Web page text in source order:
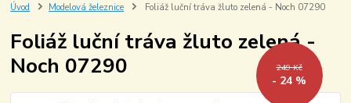
Úvod Modelová železnice Foliáž luční tráva žluto zelená - Noch 07290
Foliáž luční tráva žluto zelená -
Noch 07290
249 Kč
- 24 %